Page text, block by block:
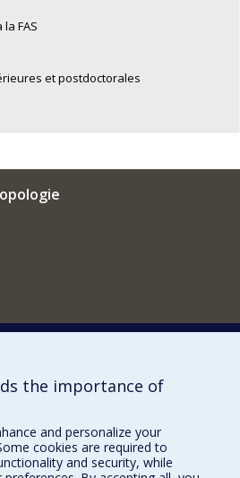
FAS
et postdoctorales
the importance of
and personalize your
cookies are required to
and security, while